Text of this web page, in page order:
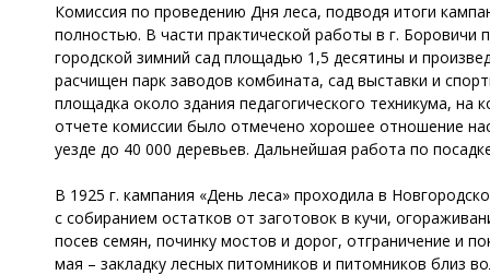
Комиссия по проведению Дня леса, подводя итоги
полностью. В части практической работы в г.
городской зимний сад площадью 1,5 десятины и
расчищен парк заводов комбината, сад выставки и
площадка около здания педагогического техникума,
отчете комиссии было отмечено хорошее отношение
уезде до 40 000 деревьев. Дальнейшая работа по
В 1925 г. кампания «День леса» проходила в
с собиранием остатков от заготовок в кучи,
посев семян, починку мостов и дорог, отграничение и
мая – закладку лесных питомников и питомников близ